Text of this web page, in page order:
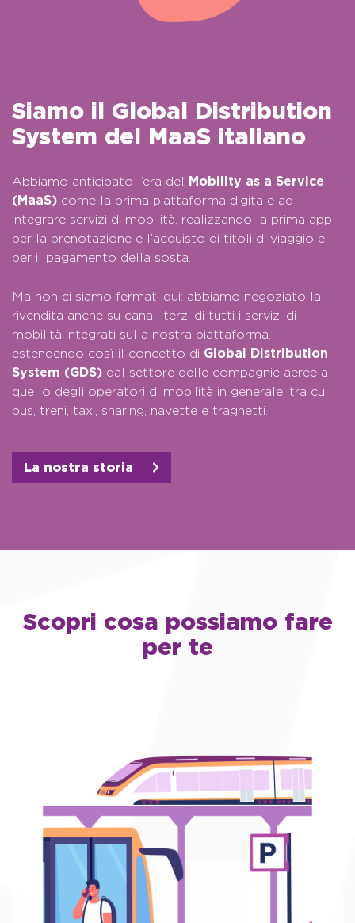
Siamo il Global Distribution
System del MaaS italiano
Abbiamo anticipato l’era del Mobility as a Service
(MaaS) come la prima piattaforma digitale ad
integrare servizi di mobilità, realizzando la prima app
per la prenotazione e l’acquisto di titoli di viaggio e
per il pagamento della sosta.
Ma non ci siamo fermati qui: abbiamo negoziato la
rivendita anche su canali terzi di tutti i servizi di
mobilità integrati sulla nostra piattaforma,
estendendo così il concetto di Global Distribution
System (GDS) dal settore delle compagnie aeree a
quello degli operatori di mobilità in generale, tra cui
bus, treni, taxi, sharing, navette e traghetti.
La nostra storia
Scopri cosa possiamo fare
per te